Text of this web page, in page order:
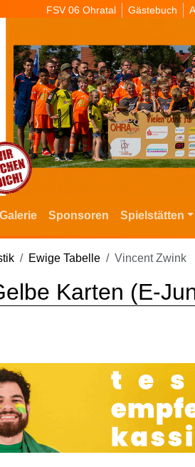
FSV 06 Ohratal Gästebuch
Galerie Sponsoren Spielstätten
Ewige Tabelle Vincent Zwink
Karten (E-